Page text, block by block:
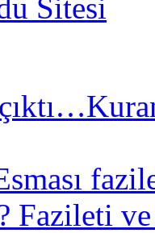
Sitesi
Fazileti